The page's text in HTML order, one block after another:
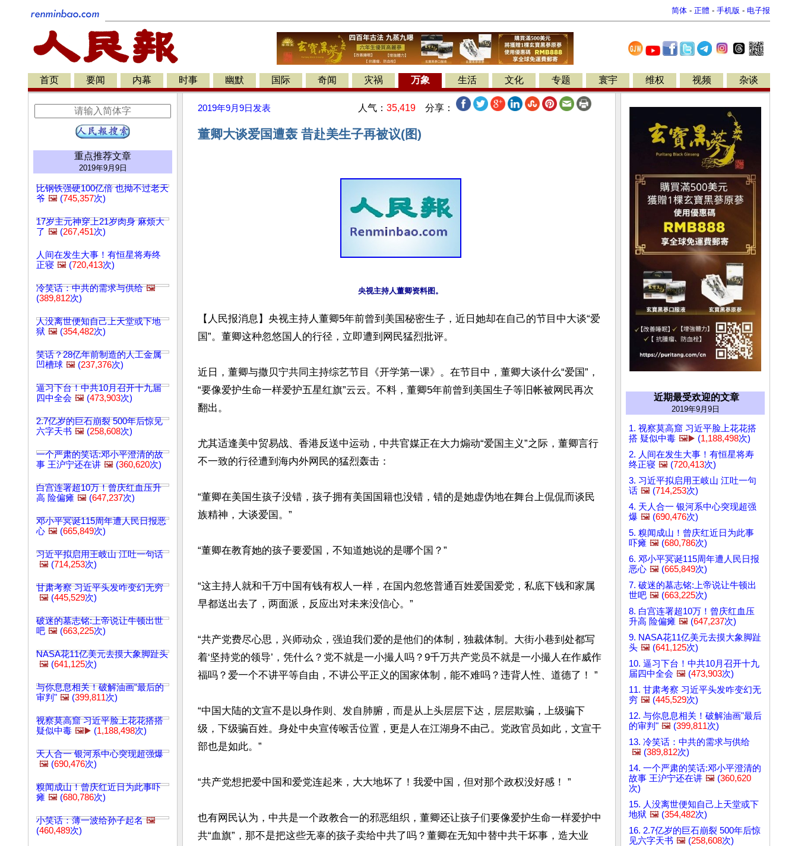
简体 - 正體 - 手机版 - 电子报
首页 要闻 内幕 时事 幽默 国际 奇闻 灾祸 万象 生活 文化 专题 寰宇 维权 视频 杂谈
重点推荐文章
2019年9月9日
比钢铁强硬100亿倍 也拗不过老天
爷 🖼️ (745,357次)
17岁主元神穿上21岁肉身 麻烦大
了 🖼️ (267,451次)
人间在发生大事！有恒星将寿终
正寝 🖼️ (720,413次)
冷笑话：中共的需求与供给 🖼️
(389,812次)
人没离世便知自己上天堂或下地
狱 🖼️ (354,482次)
笑话？28亿年前制造的人工金属
凹槽球 🖼️ (237,376次)
逼习下台！中共10月召开十九届
四中全会 🖼️ (473,903次)
2.7亿岁的巨石崩裂 500年后惊见
六字天书 🖼️ (258,608次)
一个严肃的笑话:邓小平澄清的故
事 王沪宁还在讲 🖼️ (360,620次)
白宫连署超10万！曾庆红血压升
高 险偏瘫 🖼️ (647,237次)
邓小平冥诞115周年遭人民日报恶
心 🖼️ (665,849次)
习近平拟启用王岐山 江吐一句话
🖼️ (714,253次)
甘肃考察 习近平头发咋变幻无穷
🖼️ (445,529次)
破迷的墓志铭:上帝说让牛顿出世
吧 🖼️ (663,225次)
NASA花11亿美元去摸大象脚趾头
🖼️ (641,125次)
与你息息相关！破解油画"最后的
审判" 🖼️ (399,811次)
视察莫高窟 习近平脸上花花搭搭
疑似中毒 🖼️▶️ (1,188,498次)
天人合一 银河系中心突现超强爆
🖼️ (690,476次)
糗闻成山！曾庆红近日为此事吓
瘫 🖼️ (680,786次)
小笑话：薄一波给孙子起名 🖼️
(460,489次)
2019年9月9日 发表 人气： 35,419 分享：
董卿大谈爱国遭轰 昔赴美生子再被议(图)
【人民报消息】央视主持人董卿5年前曾到美国秘密生子，近日她却在自己的节目中大谈“爱
国”。董卿这种忽悠国人的行径，立即遭到网民猛烈批评。
近日，董卿与撒贝宁共同主持综艺节目《开学第一课》。在节目中，董卿大谈什么“爱国”，
“要像爱护生命一样爱护五星红旗”云云。不料，董卿5年前曾到美国生子等旧帐被网民再次
翻出。
尤其适逢美中贸易战、香港反送中运动，中共官媒正在大力煽动“爱国主义”之际，董卿言行
不一致的行径遭到海内外网民的猛烈轰击：
“董卿在美国生孩子没错，孩子拥有美国国籍也没错，错的是她虚伪地在舞台上侃侃而谈民
族精神，大谈爱国。”
“董卿在教育她的孩子要爱国，不知道她说的是哪个国？”
“这主持人就和千万中国有钱有权人一样，在国内忽悠普通百姓爱国爱党，私底下钱和家属
早都送出去了，两面派，反应出对未来没信心。”
“共产党费尽心思，兴师动众，强迫我们爱的是他们的体制，独裁体制。大街小巷到处都写
着‘坚持党的领导’，凭什么？党不就是一小撮人吗？9千万共产党员不就是一小撮人在作威作
福吗？爱一个不讲平等自由，不讲公平正义的国家体制，能不难吗？违背人性、道德了！ ”
“中国大陆的文宣不是以身作则、发自肺腑，而是从上头层层下达，层层欺骗，上级骗下
级，下级骗百姓。身处中央宣传喉舌位置，更是人在江湖身不由己。党政官员如此，文宣干
部也是如此。”
“共产党想把爱中国和爱党连起来，大大地坏了！我爱中国，但对那个政权没好感！ ”
也有网民认为，中共是一个政教合一的邪恶组织，董卿还让孩子们要像爱护生命一样爱护中
共“血旗”，那不是把这些无辜的孩子卖给中共了吗？董卿在无知中替中共干坏事，造大业
近期最受欢迎的文章
2019年9月9日
1. 视察莫高窟 习近平脸上花花搭
搭 疑似中毒 🖼️▶️ (1,188,498次)
2. 人间在发生大事！有恒星将寿
终正寝 🖼️ (720,413次)
3. 习近平拟启用王岐山 江吐一句
话 🖼️ (714,253次)
4. 天人合一 银河系中心突现超强
爆 🖼️ (690,476次)
5. 糗闻成山！曾庆红近日为此事
吓瘫 🖼️ (680,786次)
6. 邓小平冥诞115周年遭人民日报
恶心 🖼️ (665,849次)
7. 破迷的墓志铭:上帝说让牛顿出
世吧 🖼️ (663,225次)
8. 白宫连署超10万！曾庆红血压
升高 险偏瘫 🖼️ (647,237次)
9. NASA花11亿美元去摸大象脚趾
头 🖼️ (641,125次)
10. 逼习下台！中共10月召开十九
届四中全会 🖼️ (473,903次)
11. 甘肃考察 习近平头发咋变幻无
穷 🖼️ (445,529次)
12. 与你息息相关！破解油画"最后
的审判" 🖼️ (399,811次)
13. 冷笑话：中共的需求与供给
🖼️ (389,812次)
14. 一个严肃的笑话:邓小平澄清的
故事 王沪宁还在讲 🖼️ (360,620
次)
15. 人没离世便知自己上天堂或下
地狱 🖼️ (354,482次)
16. 2.7亿岁的巨石崩裂 500年后惊
见六字天书 🖼️ (258,608次)